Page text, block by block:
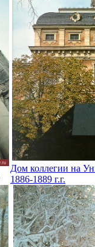
Дом коллегии на
1886-1889 г.г.